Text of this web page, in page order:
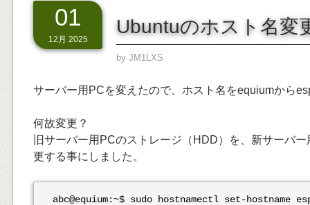
01
12月 2025
Ubuntuのホスト名変
by JM1LXS
サーバー用PCを変えたので、ホスト名をequiumから
何故変更？
旧サーバー用PCのストレージ（HDD）を、新サーバ
更する事にしました。
abc@equium:~$ sudo hostnamectl set-hostname